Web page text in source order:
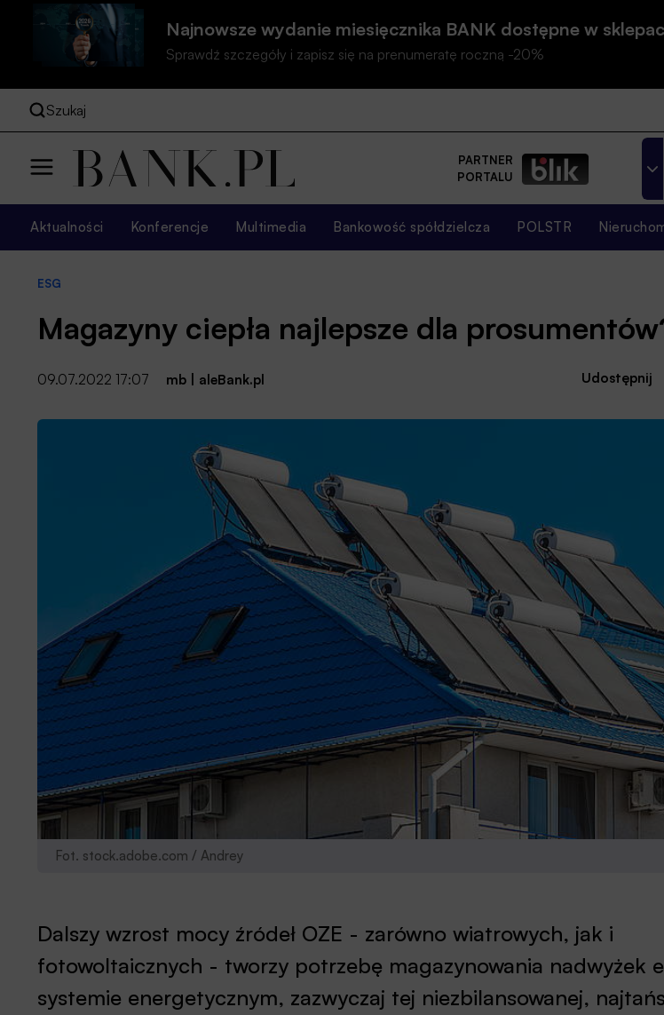
Najnowsze wydanie miesięcznika BANK dostępne w
Sprawdź szczegóły i zapisz się na prenumeratę roczną -20%
Szukaj
PARTNER
PORTALU
Aktualności Konferencje Multimedia Bankowość spółdzielcza POLSTR
ESG
Magazyny ciepła najlepsze dla
09.07.2022 17:07 mb aleBank.pl Udostępnij
Fot. stock.adobe.com / Andrey
Dalszy wzrost mocy źródeł OZE - zarówno wiatrowych, jak i
fotowoltaicznych - tworzy potrzebę magazynowania nadwyżek
systemie energetycznym, zazwyczaj tej niezbilansowanej,